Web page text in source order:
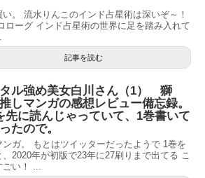
い。 流水りんこのインド占星術は深いぞ～！
ローグ インド占星術の世界に足を踏み入れて
記事を読む
ル強め美女白川さん（1） 獅
しマンガの感想レビュー備忘録。
先に読んじゃっていて、1巻書いて
たので。
ンガ。 もとはツイッターだったようで 1巻を
、2020年が初版で23年に27刷りまで出てる こ
ごい！ ...